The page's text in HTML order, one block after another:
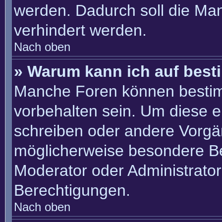
werden. Dadurch soll die
verhindert werden.
Nach oben
» Warum kann ich auf
Manche Foren können
vorbehalten sein. Um diese
schreiben oder andere
möglicherweise besondere
Moderator oder
Berechtigungen.
Nach oben